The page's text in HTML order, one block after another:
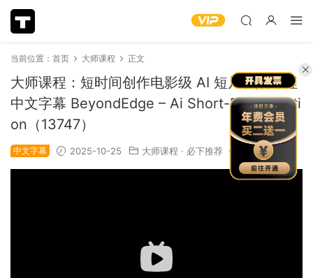
当前位置： 首页 大师课程 正文
大师课程：短时间创作电影级 AI 短片视频课程
中文字幕 BeyondEdge – Ai Short-Film Creati
on（13747）
中文字幕 2025-10-25 大师课程 · 必下推荐 1.89k